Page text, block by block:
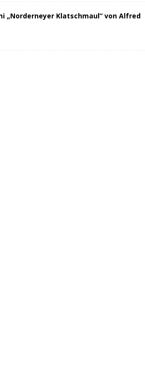
„Norderneyer Klatschmaul“ von Alfred